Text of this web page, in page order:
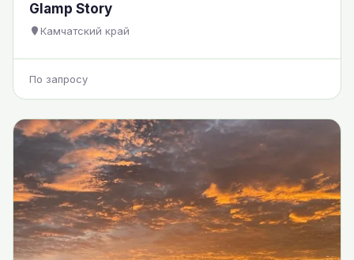
Glamp Story
Камчатский край
По запросу